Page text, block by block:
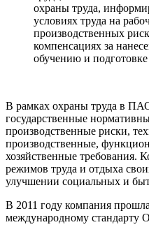
охраны труда,
условиях труда на
производственных
компенсациях за
обучению и подготовке
В рамках охраны труда в
государственные
производственные риски,
производственные,
хозяйственные требования.
режимов труда и отдыха
улучшении социальных и
В 2011 году компания
международному стандарту